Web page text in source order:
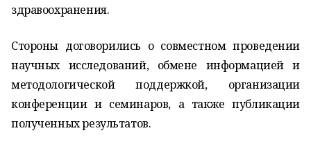
здравоохранения.
Стороны договорились о совместном проведении
научных исследований, обмене информацией и
методологической поддержкой, организации
конференции и семинаров, а также публикации
полученных результатов.